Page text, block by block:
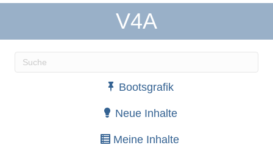
V4A
Wenn die Ergebnisse der automatischen
Bootsgrafik
Neue Inhalte
Meine Inhalte